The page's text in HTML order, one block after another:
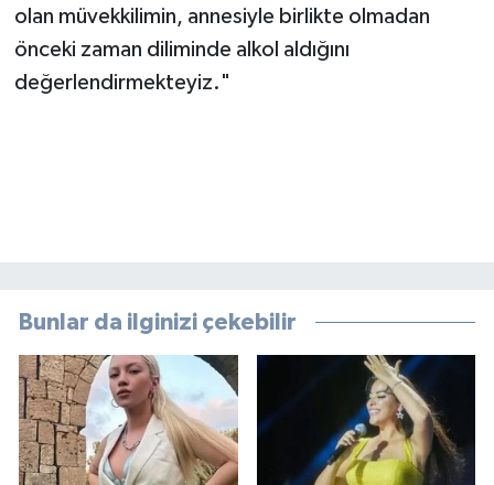
olan müvekkilimin, annesiyle birlikte olmadan
önceki zaman diliminde alkol aldığını
değerlendirmekteyiz."
Bunlar da ilginizi çekebilir